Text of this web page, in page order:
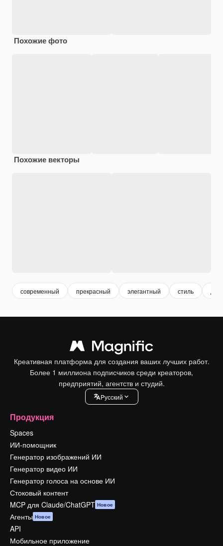
Похожие фото
Похожие векторы
современный прекрасный элегантный стиль
Креативная платформа для создания ваших лучших работ.
Более 1 миллиона подписчиков среди креаторов,
предприятий, агентств и студий.
Pусский
Продукция
Spaces
ИИ-помощник
Генератор изображений ИИ
Генератор видео ИИ
Генератор голоса на основе ИИ
Стоковый контент
MCP для Claude/ChatGPT Новое
Агенты Новое
API
Мобильное приложение